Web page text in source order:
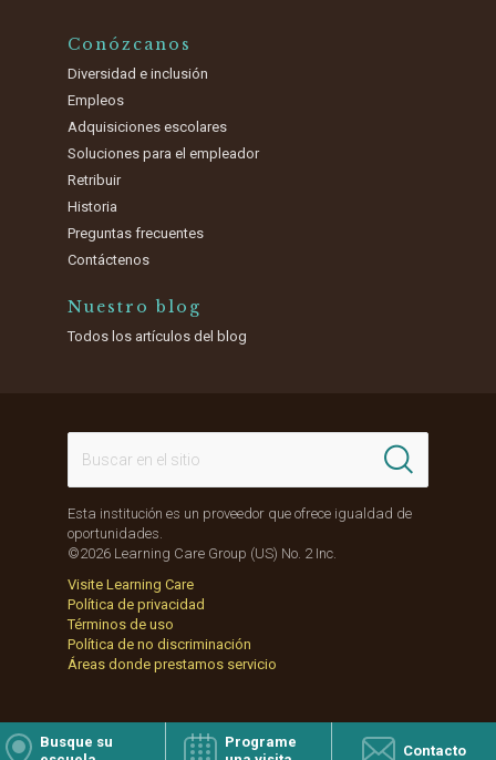
Busque su
Programe
Contacto
Conózcanos
Diversidad e inclusión
Empleos
Adquisiciones escolares
Soluciones para el empleador
Retribuir
Historia
Preguntas frecuentes
Contáctenos
Nuestro blog
Todos los artículos del blog
Esta institución es un proveedor que ofrece igualdad de
oportunidades.
©2026 Learning Care Group (US) No. 2 Inc.
Visite Learning Care
Política de privacidad
Términos de uso
Política de no discriminación
Áreas donde prestamos servicio